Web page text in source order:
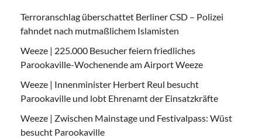
Terroranschlag überschattet Berliner CSD – Polizei
fahndet nach mutmaßlichem Islamisten
Weeze | 225.000 Besucher feiern friedliches
Parookaville-Wochenende am Airport Weeze
Weeze | Innenminister Herbert Reul besucht
Parookaville und lobt Ehrenamt der Einsatzkräfte
Weeze | Zwischen Mainstage und Festivalpass: Wüst
besucht Parookaville